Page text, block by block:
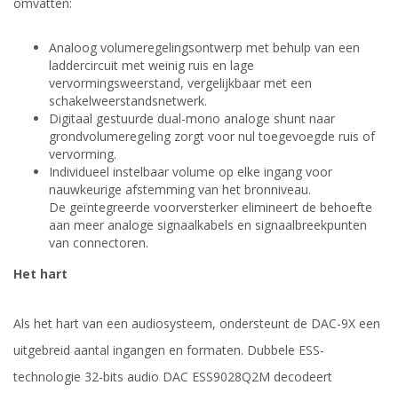
Analoog volumeregelingsontwerp met behulp van een
laddercircuit met weinig ruis en lage
vervormingsweerstand, vergelijkbaar met een
schakelweerstandsnetwerk.
Digitaal gestuurde dual-mono analoge shunt naar
grondvolumeregeling zorgt voor nul toegevoegde ruis of
vervorming.
Individueel instelbaar volume op elke ingang voor
nauwkeurige afstemming van het bronniveau.
De geïntegreerde voorversterker elimineert de behoefte
aan meer analoge signaalkabels en signaalbreekpunten
van connectoren.
Het hart
Als het hart van een audiosysteem, ondersteunt de DAC-9X een
uitgebreid aantal ingangen en formaten. Dubbele ESS-
technologie 32-bits audio DAC ESS9028Q2M decodeert